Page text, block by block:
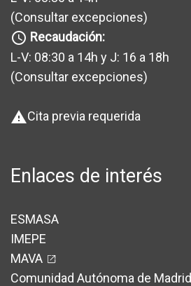
(Consultar excepciones)
query_builder Recaudación:
L-V: 08:30 a 14h y J: 16 a 18h
(Consultar excepciones)
warningCita previa requerida
Enlaces de interés
ESMASA
IMEPE
MAVA
Comunidad Autónoma de Madrid